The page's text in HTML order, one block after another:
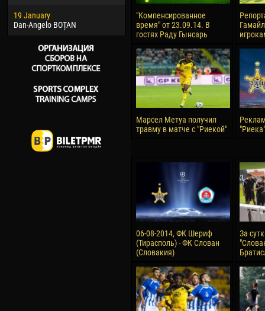
19 January
Dan-Angelo BOȚAN
28 March
Raí LOPES DE OLIVEIRA
15
Ivan
"Компенсированное
время" от 23.09.14. В
гостях Раду Гынсарь
Марсел Метуа получил
травму в матче с "Риекой"
"Риека"
06-08-2014, ФК Шериф
(Тирасполь) - ФК Слован
(Словакия)
За